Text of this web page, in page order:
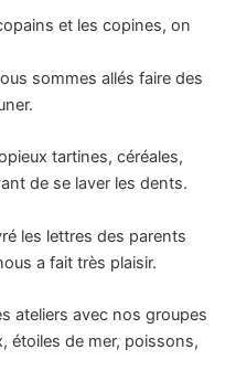
et les copines, on
sommes allés faire des
tartines, céréales,
de se laver les dents.
les lettres des parents
a fait très plaisir.
ateliers avec nos groupes
étoiles de mer, poissons,